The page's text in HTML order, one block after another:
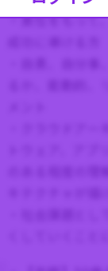
・責任をもって